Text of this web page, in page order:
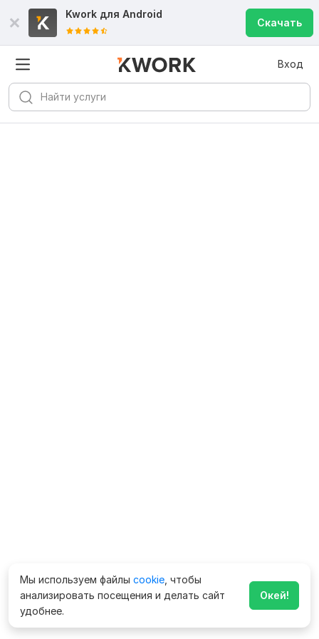
Kwork для Android
Скачать
Вход
Мы используем файлы cookie , чтобы
анализировать посещения и делать сайт
удобнее.
Окей!